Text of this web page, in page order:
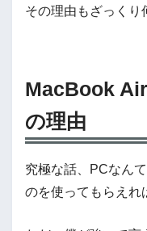
その理由もざっくり
MacBook
の理由
究極な話、PCなん
のを使ってもらえれ